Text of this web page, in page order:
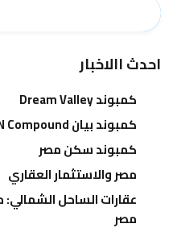
احدث االاخبار
كمبوند Dream Valley
كمبوند بيان BAYAN Compound
كمبوند سكن مصر
مصر والاستثمار العقاري
عقارات الساحل
مصر